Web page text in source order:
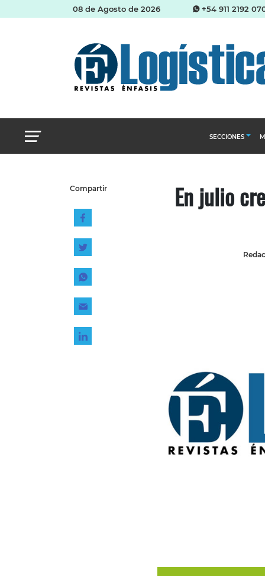
08 de Agosto de 2026 +54 911 2192
SECCIONES
Almacenes e
Management
Compartir En julio